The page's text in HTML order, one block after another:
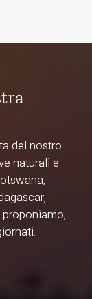
del nostro
naturali e